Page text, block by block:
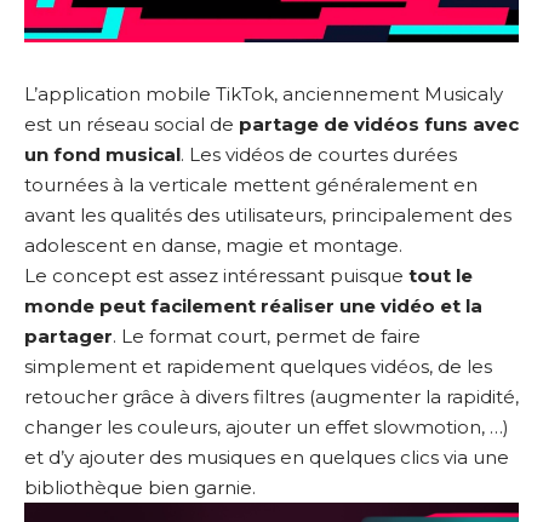
L’application mobile TikTok, anciennement Musicaly
est un réseau social de partage de vidéos funs avec
un fond musical. Les vidéos de courtes durées
tournées à la verticale mettent généralement en
avant les qualités des utilisateurs, principalement des
adolescent en danse, magie et montage.
Le concept est assez intéressant puisque tout le
monde peut facilement réaliser une vidéo et la
partager. Le format court, permet de faire
simplement et rapidement quelques vidéos, de les
retoucher grâce à divers filtres (augmenter la rapidité,
changer les couleurs, ajouter un effet slowmotion, …)
et d’y ajouter des musiques en quelques clics via une
bibliothèque bien garnie.